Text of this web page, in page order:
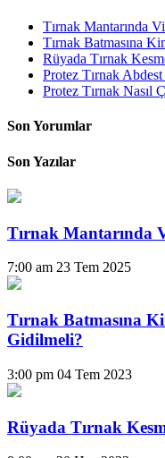
Tırnak Mantarında
Tırnak Batmasına
Rüyada Tırnak
Protez Tırnak
Protez Tırnak Nasıl
Son Yorumlar
Son Yazılar
Tırnak Mantarında
7:00 am 23 Tem 2025
Tırnak Batmasına
Gidilmeli?
3:00 pm 04 Tem 2023
Rüyada Tırnak